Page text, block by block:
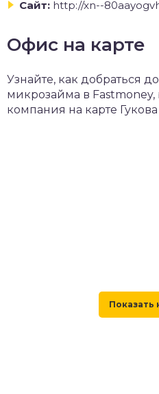
Сайт: http://xn--
Офис на карте
Узнайте, как добраться
микрозайма в
компания на карте Гукова